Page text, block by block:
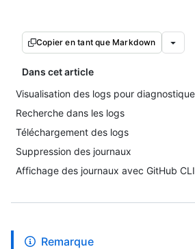
Copier en tant que Markdown
Dans cet article
Visualisation des logs pour
Recherche dans les logs
Téléchargement des logs
Suppression des journaux
Affichage des journaux avec GitHub CLI
Remarque